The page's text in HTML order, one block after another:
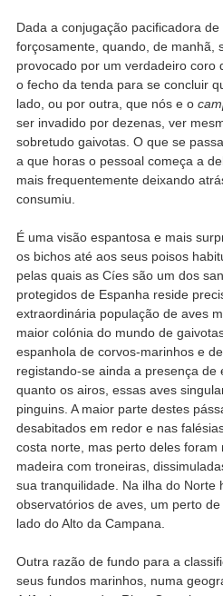
Dada a conjugação pacificadora
forçosamente, quando, de manhã,
provocado por um verdadeiro coro
o fecho da tenda para se concluir
lado, ou por outra, que nós e o
ser invadido por dezenas, ver
sobretudo gaivotas. O que se
a que horas o pessoal começa a
mais frequentemente deixando
consumiu.
É uma visão espantosa e mais
os bichos até aos seus poisos
pelas quais as Cíes são um dos
protegidos de Espanha reside
extraordinária população de aves
maior colónia do mundo de
espanhola de corvos-marinhos e
registando-se ainda a presença de
quanto os airos, essas aves
pinguins. A maior parte destes
desabitados em redor e nas
costa norte, mas perto deles foram
madeira com troneiras,
sua tranquilidade. Na ilha do Norte
observatórios de aves, um perto
lado do Alto da Campana.
Outra razão de fundo para a
seus fundos marinhos, numa